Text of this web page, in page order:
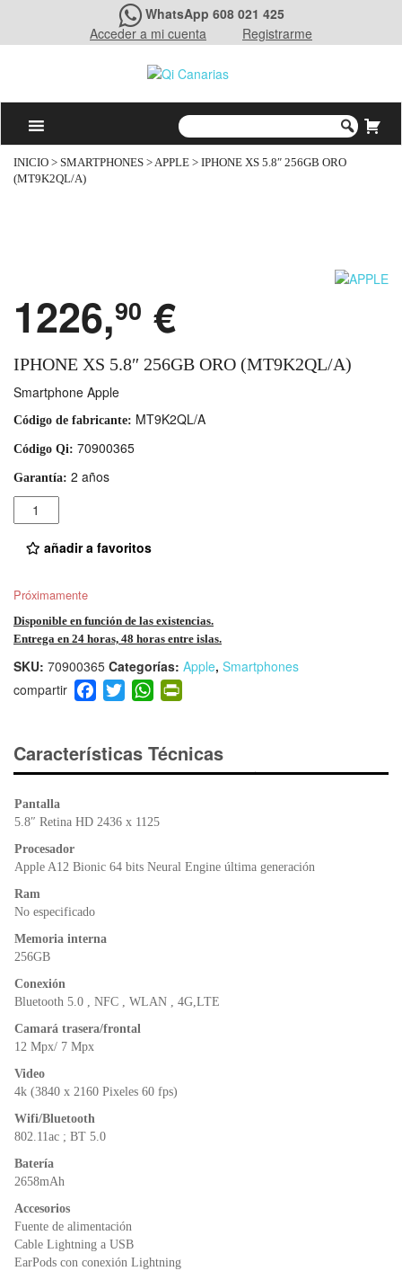
WhatsApp 608 021 425
Acceder a mi cuenta
Registrarme
INICIO > SMARTPHONES >APPLE > IPHONE XS 5.8″ 256GB ORO
(MT9K2QL/A)
1226,90 €
IPHONE XS 5.8″ 256GB ORO (MT9K2QL/A)
Smartphone Apple
Código de fabricante: MT9K2QL/A
Código Qi: 70900365
Garantía: 2 años
Cantidad
añadir a favoritos
Próximamente
Disponible en función de las existencias.
Entrega en 24 horas, 48 horas entre islas.
SKU: 70900365 Categorías: Apple, Smartphones
F
a
e
b
o
T
wi
er
W
h
s
A
p
ri
e
Características Técnicas
Pantalla
5.8″ Retina HD 2436 x 1125
Procesador
Apple A12 Bionic 64 bits Neural Engine última generación
Ram
No especificado
Memoria interna
256GB
Conexión
Bluetooth 5.0 , NFC , WLAN , 4G,LTE
Camará trasera/frontal
12 Mpx/ 7 Mpx
Video
4k (3840 x 2160 Pixeles 60 fps)
Wifi/Bluetooth
802.11ac ; BT 5.0
Batería
2658mAh
Accesorios
Fuente de alimentación
Cable Lightning a USB
EarPods con conexión Lightning